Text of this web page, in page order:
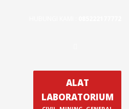
ALAT
LABORATORIUM